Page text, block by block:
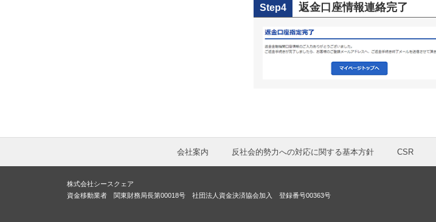
Step4 返金口座情報連絡完了
会社案内 反社会的勢力への対応に関する基本方針 CSR
株式会社シースクェア
資金移動業者 関東財務局長第00018号 社団法人資金決済協会加入 登録番号00363号